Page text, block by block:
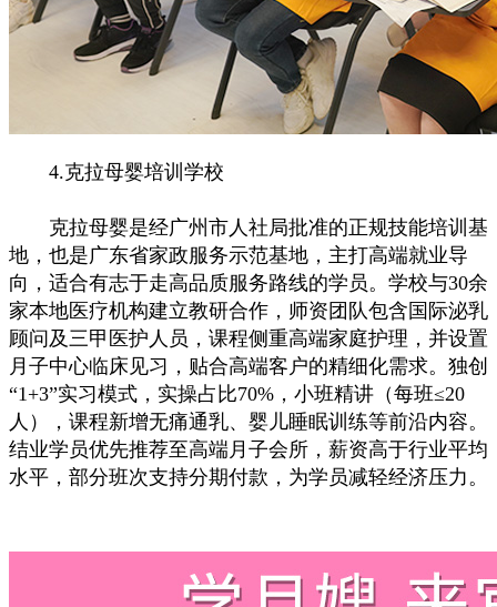
4.克拉母婴培训学校
克拉母婴是经广州市人社局批准的正规技能培训基
地，也是广东省家政服务示范基地，主打高端就业导
向，适合有志于走高品质服务路线的学员。学校与30余
家本地医疗机构建立教研合作，师资团队包含国际泌乳
顾问及三甲医护人员，课程侧重高端家庭护理，并设置
月子中心临床见习，贴合高端客户的精细化需求。独创
“1+3”实习模式，实操占比70%，小班精讲（每班≤20
人），课程新增无痛通乳、婴儿睡眠训练等前沿内容。
结业学员优先推荐至高端月子会所，薪资高于行业平均
水平，部分班次支持分期付款，为学员减轻经济压力。